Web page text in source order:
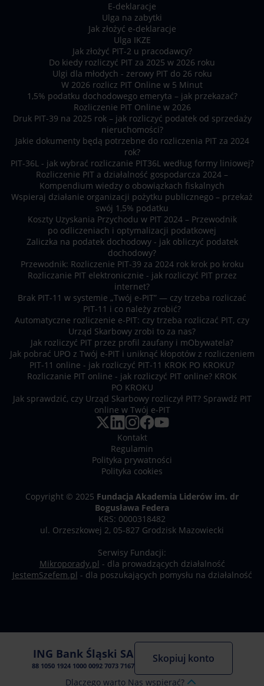
ING Bank Śląski SA
88 1050 1924 1000 0092 7073 7167
Skopiuj konto
Dlaczego warto Nas wspierać?
E-deklaracje
Ulga na zabytki
Jak złożyć e-deklaracje
Ulga IKZE
Jak złożyć PIT-2 u pracodawcy?
Do kiedy rozliczyć PIT za 2025 w 2026 roku
Ulgi dla młodych - zerowy PIT do 26 roku
W 2026 rozlicz PIT Online w 5 Minut
1,5% podatku dochodowego emeryta – jak przekazać?
Rozliczenie PIT Online w 2026
Druk PIT-39 na 2025 rok – jak rozliczyć podatek od sprzedaży
nieruchomości?
Jakie dokumenty będą potrzebne do rozliczenia PIT za 2024
rok?
PIT-36L - jak wybrać rozliczanie PIT36L według formy liniowej?
Rozliczenie PIT a działalność gospodarcza 2024 –
Kompendium wiedzy o obowiązkach fiskalnych
Wspieraj działanie organizacji pożytku publicznego – przekaż
swój 1,5% podatku
Koszty Uzyskania Przychodu w PIT 2024 – Przewodnik
po odliczeniach i optymalizacji podatkowej
Zaliczka na podatek dochodowy - jak obliczyć podatek
dochodowy?
Przewodnik: Rozliczenie PIT-39 za 2024 rok krok po kroku
Rozliczanie PIT elektronicznie - jak rozliczyć PIT przez
internet?
Brak PIT-11 w systemie „Twój e-PIT” — czy trzeba rozliczać
PIT-11 i co należy zrobić?
Automatyczne rozliczenie e-PIT: czy trzeba rozliczać PIT, czy
Urząd Skarbowy zrobi to za nas?
Jak rozliczyć PIT przez profil zaufany i mObywatela?
Jak pobrać UPO z Twój e-PIT i uniknąć kłopotów z rozliczeniem
PIT-11 online - jak rozliczyć PIT-11 KROK PO KROKU?
Rozliczanie PIT online - jak rozliczyć PIT online? KROK
PO KROKU
Jak sprawdzić, czy Urząd Skarbowy rozliczył PIT? Sprawdź PIT
online w Twój e-PIT
Kontakt
Regulamin
Polityka prywatności
Polityka cookies
Copyright © 2025 Fundacja Akademia Liderów im. dr
Bogusława Federa
KRS: 0000318482
ul. Orzeszkowej 2, 05-827 Grodzisk Mazowiecki
Serwisy Fundacji:
Mikroporady.pl - dla prowadzących działalność
JestemSzefem.pl - dla poszukających pomysłu na działalność